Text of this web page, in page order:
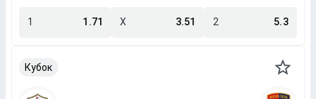
1 1.71 X 3.51 2 5.3
Кубок